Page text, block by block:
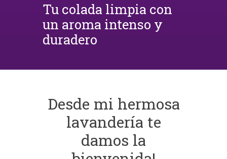
Tu colada limpia con
un aroma intenso y
duradero
Desde mi hermosa
lavandería te
damos la